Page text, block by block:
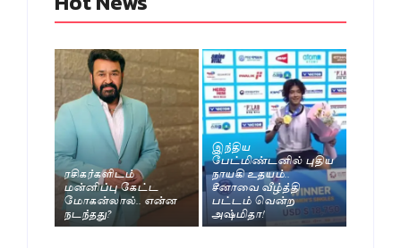
ரசிகர்களிடம்
மன்னிப்பு கேட்ட
மோகன்லால்.. என்ன
நடந்தது?
இந்திய
பேட்மிண்டனில் புதிய
நாயகி உதயம்..
சீனாவை வீழ்த்தி
பட்டம் வென்ற
அஷ்மிதா!